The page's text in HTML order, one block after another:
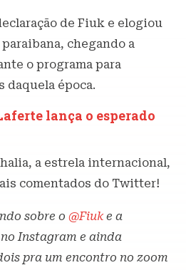
de Fiuk e elogiou
chegando a
o programa para
daquela época.
lança o esperado
a estrela internacional,
comentados do Twitter!
sobre o @Fiuke a
no Instagram e ainda
pra um encontro no zoom